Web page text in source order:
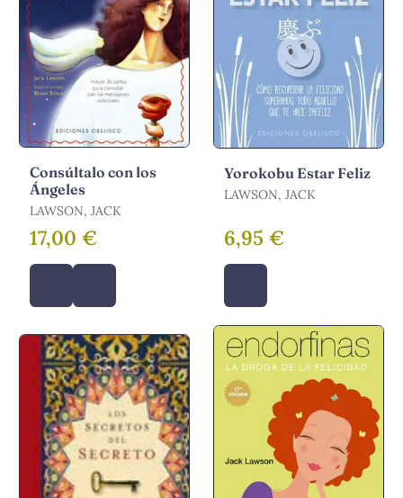
Consúltalo con los
Ángeles
LAWSON, JACK
17,00 €
Yorokobu Estar Feliz
LAWSON, JACK
6,95 €